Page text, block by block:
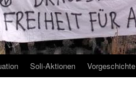
Soli-Aktionen Vorgeschichte